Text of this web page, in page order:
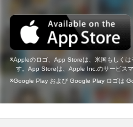
Appleのロゴ、App Storeは、米国もしく
す。App Storeは、Apple Inc.のサービスマ
Google Play および Google Play ロゴは